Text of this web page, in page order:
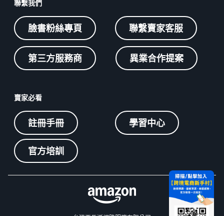
聯繫我們
臉書粉絲專頁 聯繫賣家客服
第三方服務商 異業合作提案
賣家必看
註冊手冊 學習中心
官方培訓